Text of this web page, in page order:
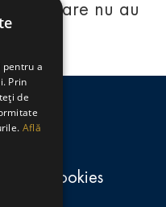
și cookies
care nu au
pentru a
Prin
de
Află